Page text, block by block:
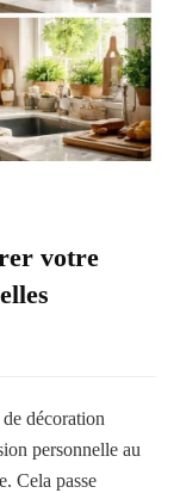
votre
décoration
personnelle au
Cela passe